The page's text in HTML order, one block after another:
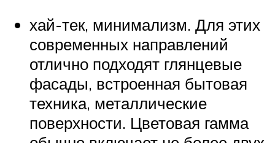
хай-тек, минимализм. Для этих
современных направлений
отлично подходят глянцевые
фасады, встроенная бытовая
техника, металлические
поверхности. Цветовая гамма